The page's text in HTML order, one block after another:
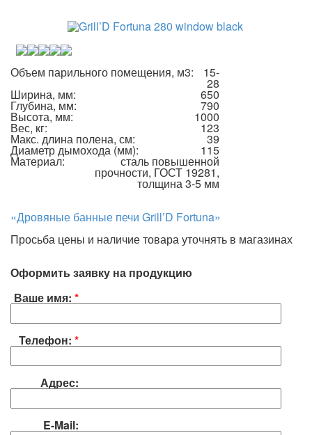
Объем парильного помещения, м3: 15-
28
Ширина, мм: 650
Глубина, мм: 790
Высота, мм: 1000
Вес, кг: 123
Макс. длина полена, см: 39
Диаметр дымохода (мм): 115
Материал: сталь повышенной
прочности, ГОСТ 19281,
толщина 3-5 мм
«Дровяные банные печи Grill’D Fortuna»
Просьба цены и наличие товара уточнять в магазинах
Оформить заявку на продукцию
Ваше имя: *
Телефон: *
Адрес:
E-Mail: